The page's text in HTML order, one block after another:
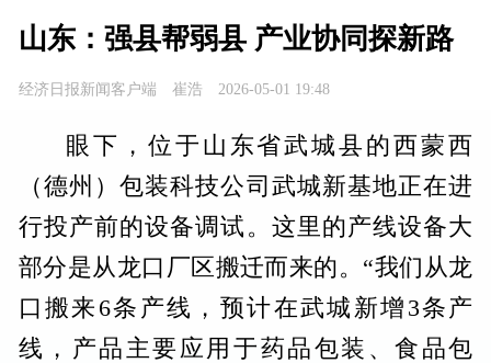
山东：强县帮弱县 产业协同探新路
经济日报新闻客户端 崔浩 2026-05-01 19:48
眼下，位于山东省武城县的西蒙西
（德州）包装科技公司武城新基地正在进
行投产前的设备调试。这里的产线设备大
部分是从龙口厂区搬迁而来的。“我们从龙
口搬来6条产线，预计在武城新增3条产
线，产品主要应用于药品包装、食品包